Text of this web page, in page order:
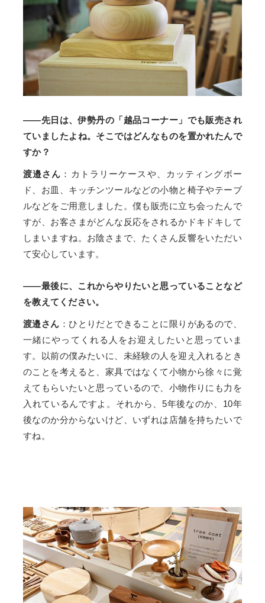
——先日は、伊勢丹の「越品コーナー」でも販売され
ていましたよね。そこではどんなものを置かれたんで
すか？
渡邉さん ：カトラリーケースや、カッティングボー
ド、お皿、キッチンツールなどの小物と椅子やテーブ
ルなどをご用意しました。僕も販売に立ち会ったんで
すが、お客さまがどんな反応をされるかドキドキして
しまいますね。お陰さまで、たくさん反響をいただい
て安心しています。
——最後に、これからやりたいと思っていることなど
を教えてください。
渡邉さん ：ひとりだとできることに限りがあるので、
一緒にやってくれる人をお迎えしたいと思っていま
す。以前の僕みたいに、未経験の人を迎え入れるとき
のことを考えると、家具ではなくて小物から徐々に覚
えてもらいたいと思っているので、小物作りにも力を
入れているんですよ。それから、5年後なのか、10年
後なのか分からないけど、いずれは店舗を持ちたいで
すね。